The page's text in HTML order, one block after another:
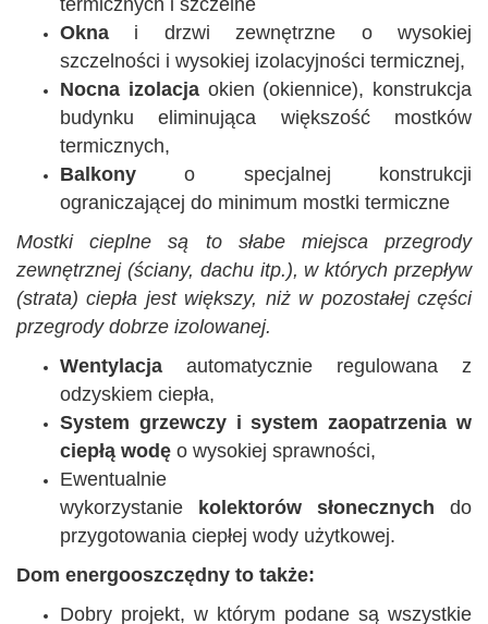
termicznych i szczelne
Okna i drzwi zewnętrzne o wysokiej
szczelności i wysokiej izolacyjności termicznej,
Nocna izolacjaokien (okiennice), konstrukcja
budynku eliminująca większość mostków
termicznych,
Balkony o specjalnej konstrukcji
ograniczającej do minimum mostki termiczne
Mostki cieplne są to słabe miejsca przegrody
zewnętrznej (ściany, dachu itp.), w których przepływ
(strata) ciepła jest większy, niż w pozostałej części
przegrody dobrze izolowanej.
Wentylacja automatycznie regulowana z
odzyskiem ciepła,
System grzewczy i system zaopatrzenia w
ciepłą wodę o wysokiej sprawności,
Ewentualnie
wykorzystanie
kolektorów słonecznych do
przygotowania ciepłej wody użytkowej.
Dom energooszczędny to także:
Dobry projekt, w którym podane są wszystkie